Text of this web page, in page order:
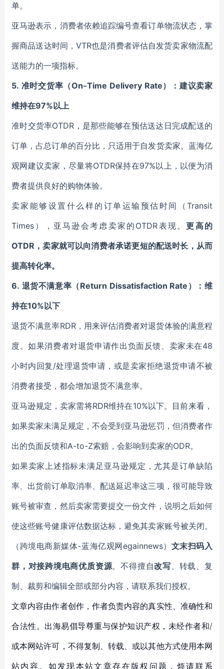
单。
亚马逊表示，消费者依赖追踪编号查看订单物流状态，掌
握商品送达时间，VTR也是消费者评估自发货卖家物流配
送能力的一项指标。
5. 准时交货率（On-Time Delivery Rate）：建议卖家
维持在97%以上
准时交货率OTDR，是那些能够在预估送达日完成配送的
订单，占总订单的百分比，只适用于自发货卖家。蓝海亿
观网建议卖家，尽量将OTDR保持在97%以上，以便为消
费者提供良好的购物体验。
卖家能够设置什么样的订单运输预估时间（Transit
Times），亚马逊会考虑卖家的OTDR表现。更高的
OTDR，卖家就可以向消费者承诺更短的配送时长，从而
提高转化率。
6. 退货不满意率（Return Dissatisfaction Rate）：维
持在10%以下
退货不满意率RDR，用来评估消费者对退货体验的满意程
度。如果消费者对退货申请作出负面反馈、卖家未在48
小时内回复/处理退货申请，或是卖家拒绝退货申请不被
消费者接受，都会增加退货不满意率。
亚马逊规定，卖家需将RDR维持在10%以下。目前来看，
如果卖家未满足规定，不会受到亚马逊惩罚，但消费者作
出的负面反馈和A-to-Z索赔，会影响到卖家的ODR。
如果卖家上述指标未满足亚马逊规定，尤其是订单缺陷
率、出货前订单取消率、配送延迟率这三项，很可能导致
账号被审查，然后卖家需要提交一份文件，说明之后如何
使这些账号健康评估数据达标，避免其卖家账号被关闭。
（跨境电商新媒体-蓝海亿观网egainnews） 文末扫码入
群，对接跨境电商优质资源。不得擅自改写、转载、复
制、裁剪和编辑全部或部分内容，请联系我们授权。
文章内容由作者创作，作者负责内容的真实性、准确性和
合法性。出海易倡导尊重与保护知识产权，未经作者和/
或本网站许可，不得复制、转载、或以其他方式使用本网
站内容。如发现本站文章存在版权问题，烦请联系